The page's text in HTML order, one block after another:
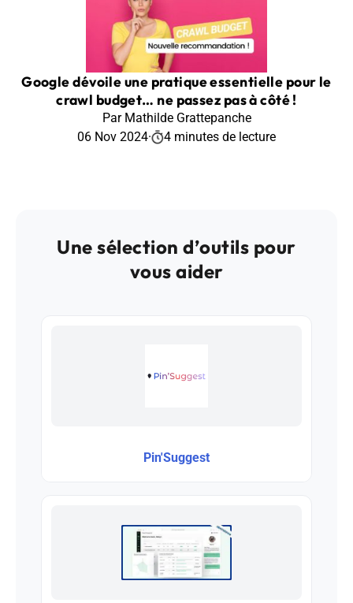
Google dévoile une pratique essentielle pour le
crawl budget… ne passez pas à côté !
Par Mathilde Grattepanche
06 Nov 2024· 4 minutes de lecture
Une sélection d’outils pour
vous aider
Pin'Suggest